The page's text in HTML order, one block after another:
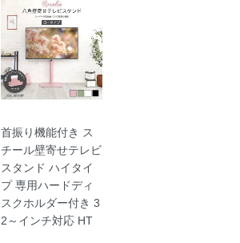
首振り機能付き ス
チール壁寄せテレビ
スタンド ハイタイ
プ 専用ハードディ
スクホルダー付き 3
2～インチ対応 HT